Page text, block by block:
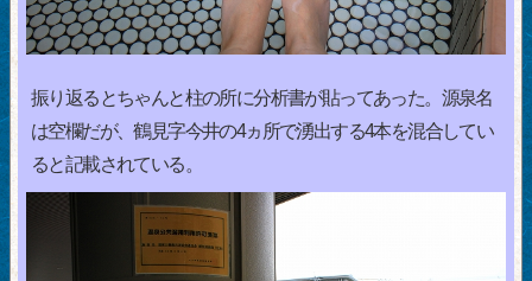
振り返るとちゃんと柱の所に分析書が貼ってあった。源泉名
は空欄だが、鶴見字今井の4ヵ所で湧出する4本を混合してい
ると記載されている。